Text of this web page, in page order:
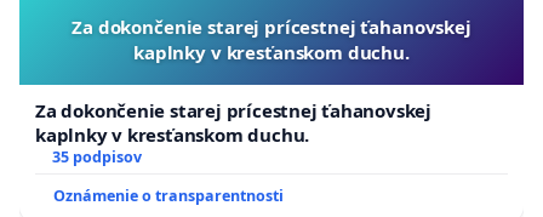
Za dokončenie starej prícestnej ťahanovskej
kaplnky v kresťanskom duchu.
Za dokončenie starej prícestnej ťahanovskej
kaplnky v kresťanskom duchu.
35 podpisov
Oznámenie o transparentnosti